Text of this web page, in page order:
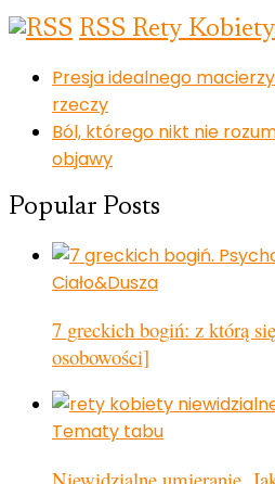
RSS Rety Kobiety
Presja idealnego
rzeczy
Ból, którego nikt nie
objawy
Popular Posts
Ciało&Dusza
7 greckich bogiń: z którą
osobowości]
Tematy tabu